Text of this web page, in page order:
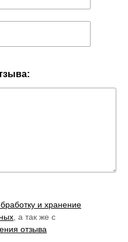
и хранение
, а так же с
отзыва